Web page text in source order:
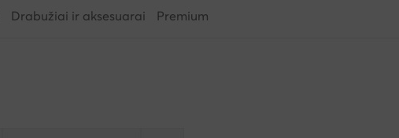
Drabužiai ir aksesuarai Premium